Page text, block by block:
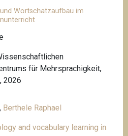
Wortschatzaufbau im
für Mehrsprachigkeit,
2026
, Berthele Raphael
and vocabulary learning in